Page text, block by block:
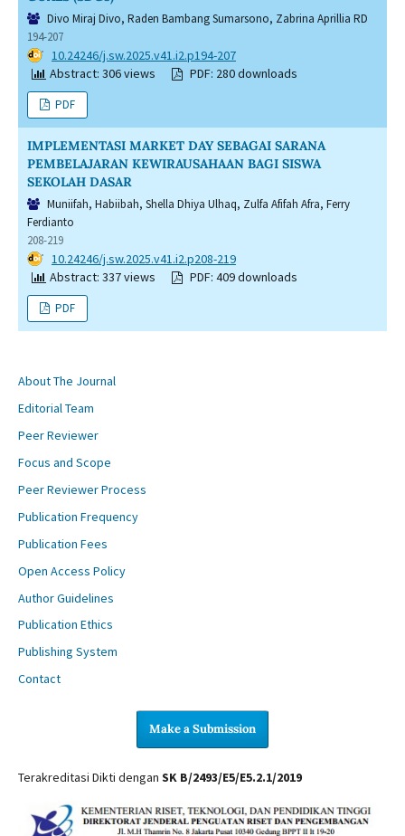
Divo Miraj Divo, Raden Bambang Sumarsono, Zabrina Aprillia RD
194-207
DOI: 10.24246/j.sw.2025.v41.i2.p194-207
Abstract: 306 views
PDF: 280 downloads
PDF
IMPLEMENTASI MARKET DAY SEBAGAI SARANA
PEMBELAJARAN KEWIRAUSAHAAN BAGI SISWA
SEKOLAH DASAR
Muniifah, Habiibah, Shella Dhiya Ulhaq, Zulfa Afifah Afra, Ferry
Ferdianto
208-219
DOI: 10.24246/j.sw.2025.v41.i2.p208-219
Abstract: 337 views
PDF: 409 downloads
PDF
About The Journal
Editorial Team
Peer Reviewer
Focus and Scope
Peer Reviewer Process
Publication Frequency
Publication Fees
Open Access Policy
Author Guidelines
Publication Ethics
Publishing System
Contact
Make a Submission
Terakreditasi Dikti dengan SK B/2493/E5/E5.2.1/2019